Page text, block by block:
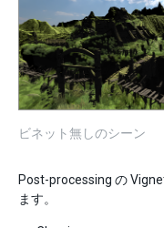
ビネット無しのシーン
Post-processing の
ます。